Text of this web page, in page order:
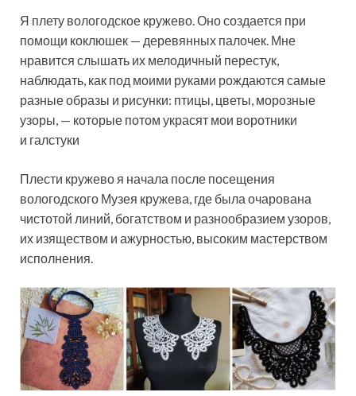
Я плету вологодское кружево. Оно создается при
помощи коклюшек — деревянных палочек. Мне
нравится слышать их мелодичный перестук,
наблюдать, как под моими руками рождаются самые
разные образы и рисунки: птицы, цветы, морозные
узоры, — которые потом украсят мои воротники
и галстуки
Плести кружево я начала после посещения
вологодского Музея кружева, где была очарована
чистотой линий, богатством и разнообразием узоров,
их изяществом и ажурностью, высоким мастерством
исполнения.